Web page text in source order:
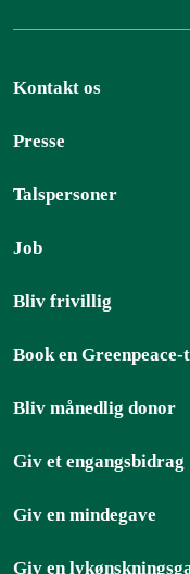
Kontakt os
Presse
Talspersoner
Job
Bliv frivillig
Book en
Bliv månedlig donor
Giv et engangsbidrag
Giv en mindegave
Giv en